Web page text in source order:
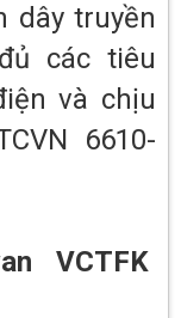
dây truyền
các tiêu
và chịu
6610-
VCTFK